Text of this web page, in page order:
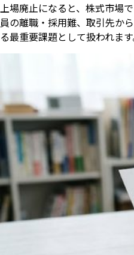
上場廃止になると、株式市場
員の離職・採用難、取引先か
る最重要課題として扱われます